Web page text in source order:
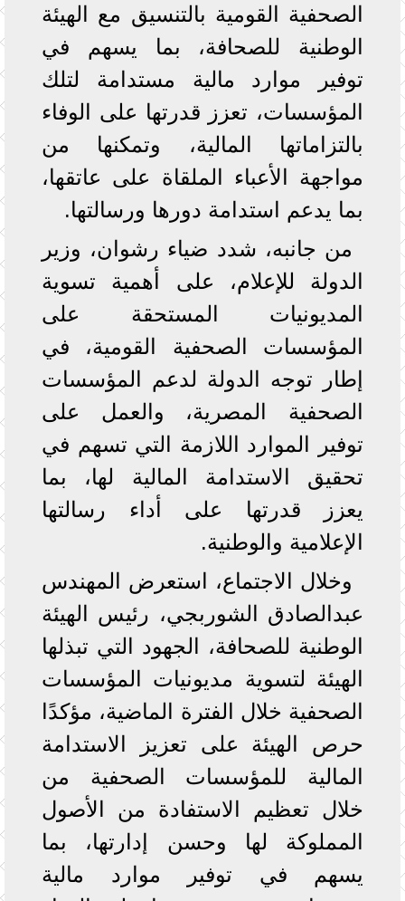
الصحفية القومية بالتنسيق مع الهيئة
الوطنية للصحافة، بما يسهم في
توفير موارد مالية مستدامة لتلك
المؤسسات، تعزز قدرتها على الوفاء
بالتزاماتها المالية، وتمكنها من
مواجهة الأعباء الملقاة على عاتقها،
بما يدعم استدامة دورها ورسالتها.
من جانبه، شدد ضياء رشوان، وزير
الدولة للإعلام، على أهمية تسوية
المديونيات المستحقة على
المؤسسات الصحفية القومية، في
إطار توجه الدولة لدعم المؤسسات
الصحفية المصرية، والعمل على
توفير الموارد اللازمة التي تسهم في
تحقيق الاستدامة المالية لها، بما
يعزز قدرتها على أداء رسالتها
الإعلامية والوطنية.
وخلال الاجتماع، استعرض المهندس
عبدالصادق الشوربجي، رئيس الهيئة
الوطنية للصحافة، الجهود التي تبذلها
الهيئة لتسوية مديونيات المؤسسات
الصحفية خلال الفترة الماضية، مؤكدًا
حرص الهيئة على تعزيز الاستدامة
المالية للمؤسسات الصحفية من
خلال تعظيم الاستفادة من الأصول
المملوكة لها وحسن إدارتها، بما
يسهم في توفير موارد مالية